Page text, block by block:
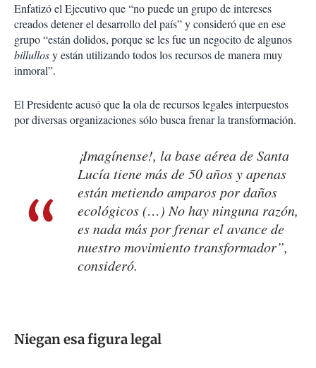
Enfatizó el Ejecutivo que “no puede un grupo de intereses
creados detener el desarrollo del país” y consideró que en ese
grupo “están dolidos, porque se les fue un negocito de algunos
billullosy están utilizando todos los recursos de manera muy
inmoral”.
El Presidente acusó que la ola de recursos legales interpuestos
por diversas organizaciones sólo busca frenar la transformación.
¡Imagínense!, la base aérea de Santa
Lucía tiene más de 50 años y apenas
están metiendo amparos por daños
ecológicos (…) No hay ninguna razón,
es nada más por frenar el avance de
nuestro movimiento transformador”,
consideró.
Niegan esa figura legal